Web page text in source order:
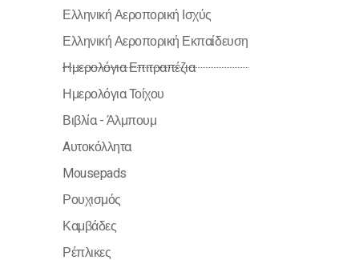
Ελληνική Αεροπορική Ισχύς
Ελληνική Αεροπορική Εκπαίδευση
Ημερολόγια Επιτραπέζια
Ημερολόγια Τοίχου
Βιβλία - Άλμπουμ
Aυτοκόλλητα
Mousepads
Ρουχισμός
Καμβάδες
Ρέπλικες